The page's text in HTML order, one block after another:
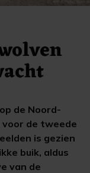
de Noord-
de tweede
is gezien
buik, aldus
van de